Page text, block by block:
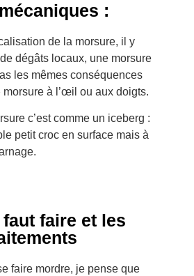
:
de la morsure, il y
dégâts locaux, une morsure
les mêmes conséquences
morsure à l’œil ou aux doigts.
c’est comme un iceberg :
petit croc en surface mais à
faut faire et les
faire mordre, je pense que